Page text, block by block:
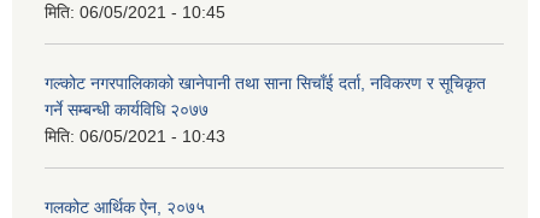
मिति: 06/05/2021 - 10:45
गल्कोट नगरपालिकाको खानेपानी तथा साना सिचाँई दर्ता, नविकरण र सूचिकृत
गर्ने सम्बन्धी कार्यविधि २०७७
मिति: 06/05/2021 - 10:43
गलकोट आर्थिक ऐन, २०७५